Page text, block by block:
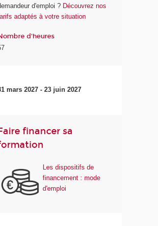
d'emploi ? Découvrez nos
adaptés à votre situation
d'heures
mars 2027 - 23 juin 2027
financer sa
Les dispositifs de
financement : mode
d'emploi